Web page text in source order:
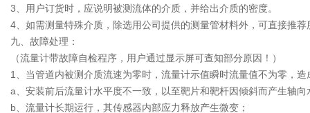
3、用户订货时，应说明被测流体的介质，并给出介质的密度。
4、如需测量特殊介质，除选用公司提供的测量管材料外，可直接推
九、故障处理：
（流量计带故障自检程序，用户通过显示屏可查知部分原因！）
1、当管道内被测介质流速为零时，流量计示值瞬时流量值不为零，
a、安装前后流量计水平度不一致，以至靶片和靶杆因倾斜而产生轴
b、流量计长期运行，其传感器内部应力释放产生微变；